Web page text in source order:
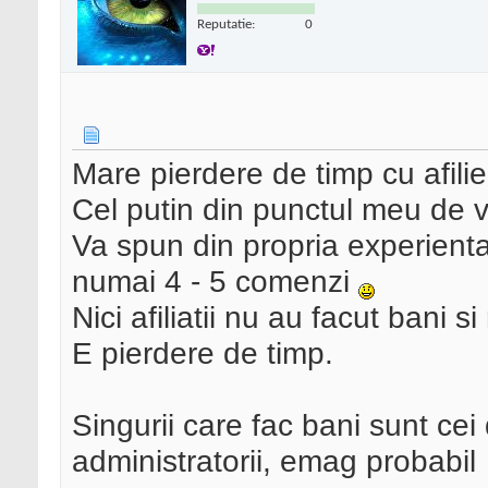
Reputatie: 0
Mare pierdere de timp cu
Cel putin din punctul meu de
Va spun din propria
numai 4 - 5 comenzi
Nici afiliatii nu au facut bani
E pierdere de timp.
Singurii care fac bani sunt
administratorii, emag probabil